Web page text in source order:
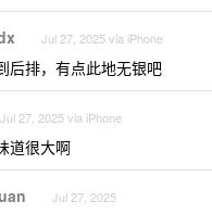
Jul 27, 2025 via iPhone
后排，有点此地无银吧
Jul 27, 2025 via iPhone
道很大啊
Jul 27, 2025